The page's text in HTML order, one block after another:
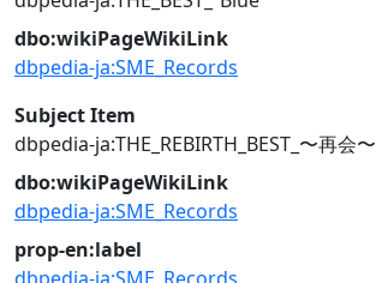
dbo:wikiPageWikiLink
dbpedia-ja:SME_Records
Subject Item
dbpedia-ja:THE_REBIRTH_BEST_〜再会〜
dbo:wikiPageWikiLink
dbpedia-ja:SME_Records
prop-en:label